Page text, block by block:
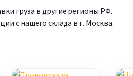
груза в другие регионы РФ.
с нашего склада в г. Москва.